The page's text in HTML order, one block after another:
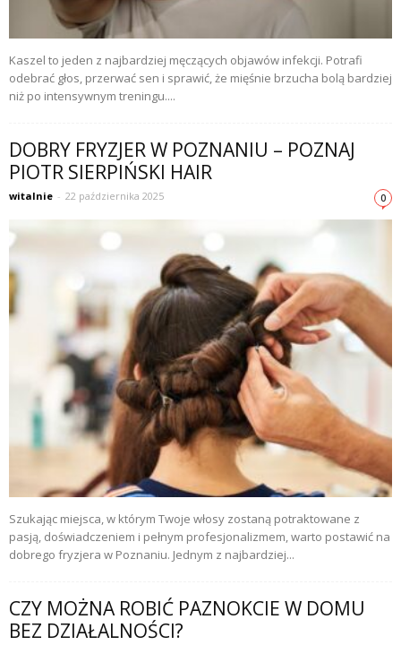
Kaszel to jeden z najbardziej męczących objawów infekcji. Potrafi
odebrać głos, przerwać sen i sprawić, że mięśnie brzucha bolą bardziej
niż po intensywnym treningu....
DOBRY FRYZJER W POZNANIU – POZNAJ
PIOTR SIERPIŃSKI HAIR
witalnie - 22 października 2025 0
Szukając miejsca, w którym Twoje włosy zostaną potraktowane z
pasją, doświadczeniem i pełnym profesjonalizmem, warto postawić na
dobrego fryzjera w Poznaniu. Jednym z najbardziej...
CZY MOŻNA ROBIĆ PAZNOKCIE W DOMU
BEZ DZIAŁALNOŚCI?